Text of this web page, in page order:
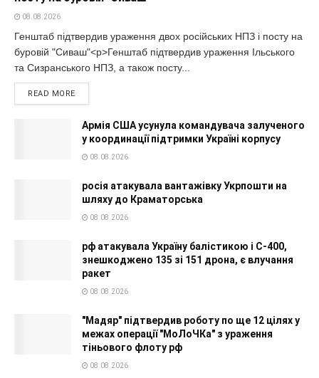
08.08.2026
Генштаб підтвердив ураження двох російських НПЗ і посту на
буровій "Сиваш"<p>Генштаб підтвердив ураження Ільського
та Сизранського НПЗ, а також посту...
READ MORE
Армія США усунула командувача залученого
у координації підтримки Україні корпусу
08.08.2026
росія атакувала вантажівку Укрпошти на
шляху до Краматорська
08.08.2026
рф атакувала Україну балістикою і С-400,
знешкоджено 135 зі 151 дрона, є влучання
ракет
08.08.2026
"Мадяр" підтвердив роботу по ще 12 цілях у
межах операції "МоЛоЧКа" з ураження
тіньового флоту рф
08.08.2026